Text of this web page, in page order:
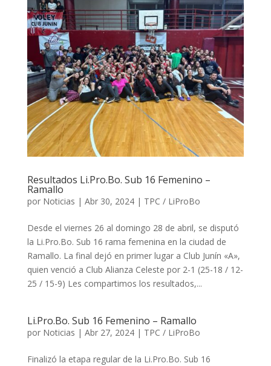
Resultados Li.Pro.Bo. Sub 16 Femenino –
Ramallo
por Noticias | Abr 30, 2024| TPC / LiProBo
Desde el viernes 26 al domingo 28 de abril, se disputó
la Li.Pro.Bo. Sub 16 rama femenina en la ciudad de
Ramallo. La final dejó en primer lugar a Club Junín «A»,
quien venció a Club Alianza Celeste por 2-1 (25-18 / 12-
25 / 15-9) Les compartimos los resultados,...
Li.Pro.Bo. Sub 16 Femenino – Ramallo
por Noticias | Abr 27, 2024| TPC / LiProBo
Finalizó la etapa regular de la Li.Pro.Bo. Sub 16